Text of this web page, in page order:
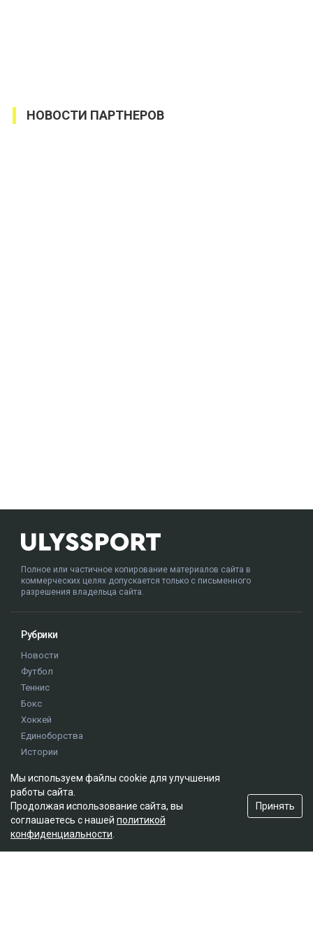
НОВОСТИ ПАРТНЕРОВ
Полное или частичное копирование материалов сайта в
коммерческих целях допускается только с письменного
разрешения владельца сайта.
Рубрики
Новости
Футбол
Теннис
Бокс
Хоккей
Единоборства
Истории
Редакция
О проекте
Мы используем файлы cookie для улучшения
работы сайта.
Продолжая использование сайта, вы
соглашаетесь с нашей политикой
конфиденциальности
Принять